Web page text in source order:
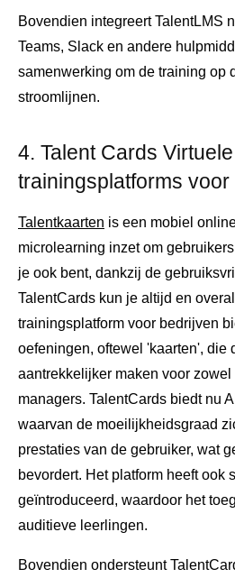
Bovendien integreert TalentLMS
Teams, Slack en andere
samenwerking om de training op
stroomlijnen.
4. Talent Cards Virtuele
trainingsplatforms
Talentkaarten is een mobiel
microlearning inzet om
je ook bent, dankzij de
TalentCards kun je altijd en
trainingsplatform voor bedrijven
oefeningen, oftewel 'kaarten', die
aantrekkelijker maken voor
managers. TalentCards biedt nu
waarvan de moeilijkheidsgraad
prestaties van de gebruiker, wat
bevordert. Het platform heeft ook
geïntroduceerd, waardoor het
auditieve leerlingen.
Bovendien ondersteunt